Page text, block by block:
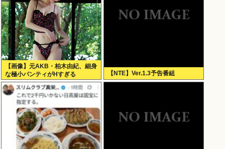
【画像】元AKB・柏木由紀、細身
な極小パンティがHすぎる
【NTE】Ver.1.3予告番組